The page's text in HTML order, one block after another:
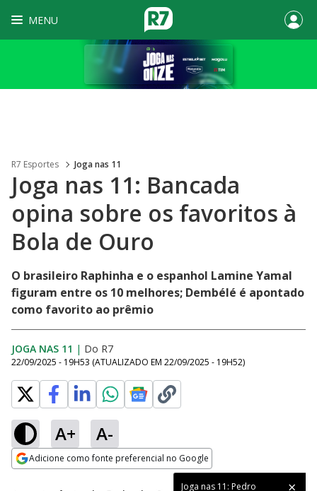
MENU
R7 Esportes Joga nas 11
Joga nas 11: Bancada
opina sobre os favoritos à
Bola de Ouro
O brasileiro Raphinha e o espanhol Lamine Yamal
figuram entre os 10 melhores; Dembélé é apontado
como favorito ao prêmio
JOGA NAS 11 | Do R7
22/09/2025 - 19H53 (ATUALIZADO EM 22/09/2025 - 19H52)
A+ A-
Adicione como fonte preferencial no Google
Joga nas 11: Pedro
Ativar
Loaded:
46.41%